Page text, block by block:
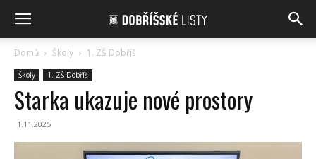
Domů Školy 1. ZŠ Dobříš
Školy 1. ZŠ Dobříš
Starka ukazuje nové prostory
1.11.2025